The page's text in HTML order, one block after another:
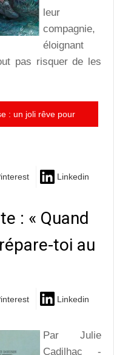
leur
compagnie,
éloignant
pas risquer de les
: un joli rêve pour
Linkedin
: « Quand
toi au
Linkedin
Par Julie
Cadilhac -